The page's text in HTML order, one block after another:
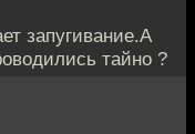
запугивание.А
тайно ?